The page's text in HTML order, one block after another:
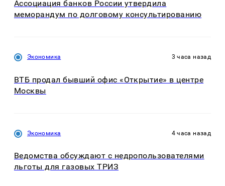
Ассоциация банков России утвердила
меморандум по долговому консультированию
Экономика 3 часа назад
ВТБ продал бывший офис «Открытие» в центре
Москвы
Экономика 4 часа назад
Ведомства обсуждают с недропользователями
льготы для газовых ТРИЗ